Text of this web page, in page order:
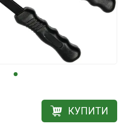
КУПИТИ